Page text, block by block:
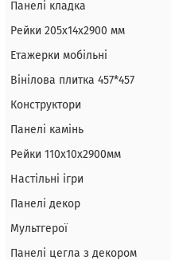
Панелі кладка
Рейки 205х14х2900 мм
Етажерки мобільні
Вінілова плитка 457*457
Конструктори
Панелі камінь
Рейки 110х10х2900мм
Настільні ігри
Панелі декор
Мультгерої
Панелі цегла з декором